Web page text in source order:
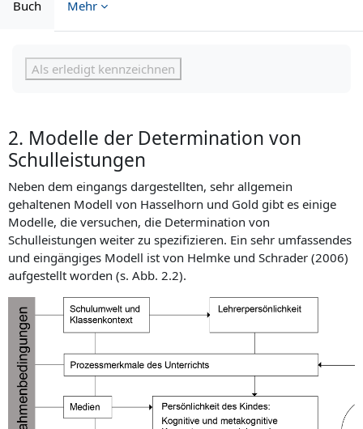
Persönlichkeit und Leistung,
Buch Mehr
Als erledigt kennzeichnen
2. Modelle der Determination von
Schulleistungen
Neben dem eingangs dargestellten, sehr allgemein
gehaltenen Modell von Hasselhorn und Gold gibt es einige
Modelle, die versuchen, die Determination von
Schulleistungen weiter zu spezifizieren. Ein sehr umfassendes
und eingängiges Modell ist von Helmke und Schrader (2006)
aufgestellt worden (s. Abb. 2.2).